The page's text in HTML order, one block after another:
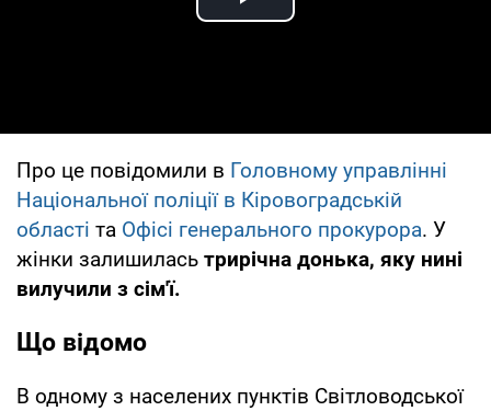
Play Video
Про це повідомили в Головному управлінні
Національної поліції в Кіровоградській
області та Офісі генерального прокурора. У
жінки залишилась трирічна донька, яку нині
вилучили з сім'ї.
Що відомо
В одному з населених пунктів Світловодської